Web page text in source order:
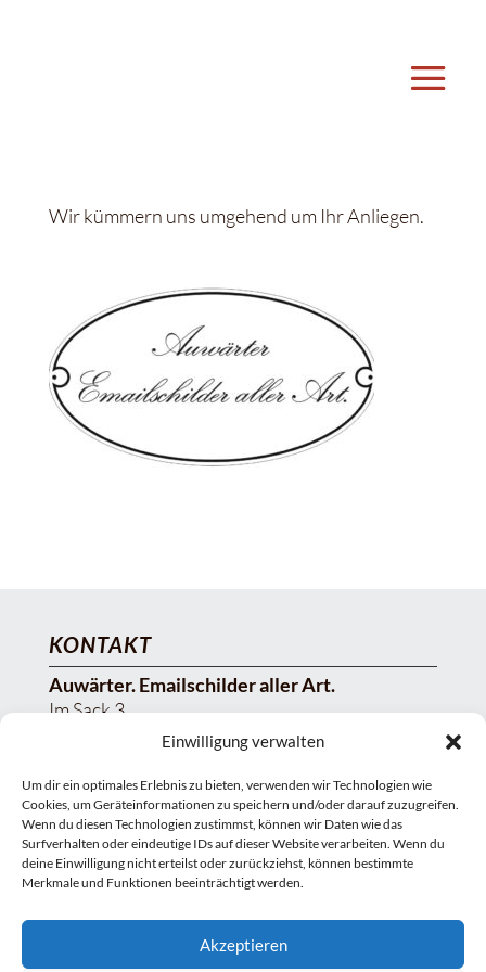
Einwilligung verwalten
Um dir ein optimales Erlebnis zu bieten, verwenden wir Technologien wie
Cookies, um Geräteinformationen zu speichern und/oder darauf zuzugreifen.
Wenn du diesen Technologien zustimmst, können wir Daten wie das
Surfverhalten oder eindeutige IDs auf dieser Website verarbeiten. Wenn du
deine Einwilligung nicht erteilst oder zurückziehst, können bestimmte
Merkmale und Funktionen beeinträchtigt werden.
Akzeptieren
Wir kümmern uns umgehend um Ihr Anliegen.
KONTAKT
Auwärter. Emailschilder aller Art.
Im Sack 3
73614 Schorndorf
Fax: 07181 – 25 63 42
E-Mail: info@auwaerter-emailschilder.de
DIREKT BESTELLEN
WICHTIGE LINKS